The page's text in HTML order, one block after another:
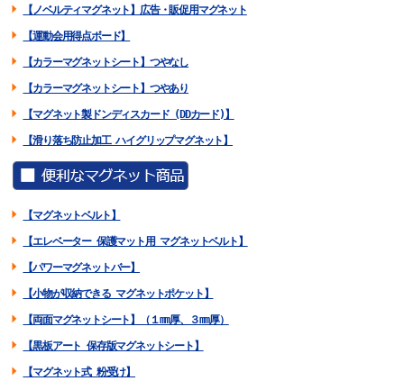
【ノベルティマグネット】広告・販促用マグネット
【運動会用得点ボード】
【カラーマグネットシート】つやなし
【カラーマグネットシート】つやあり
【マグネット製ドンディスカード (DDカード)】
【滑り落ち防止加工 ハイグリップマグネット】
【マグネットベルト】
【エレベーター 保護マット用 マグネットベルト】
【パワーマグネットバー】
【小物が収納できる マグネットポケット】
【両面マグネットシート】（１mm厚、３mm厚）
【黒板アート 保存版マグネットシート】
【マグネット式 粉受け】